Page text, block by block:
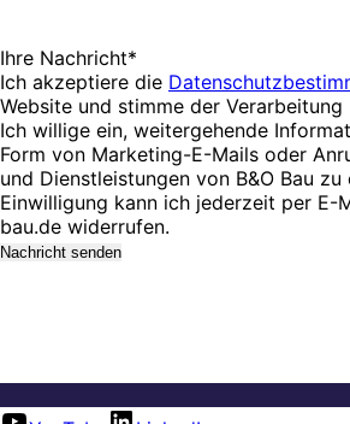
Ihre Nachricht*
Ich akzeptiere die
Website und stimme der
Ich willige ein, weitergehende
Form von Marketing-E-Mails oder
und Dienstleistungen von B&O Bau zu
Einwilligung kann ich jederzeit per E-
bau.de widerrufen.